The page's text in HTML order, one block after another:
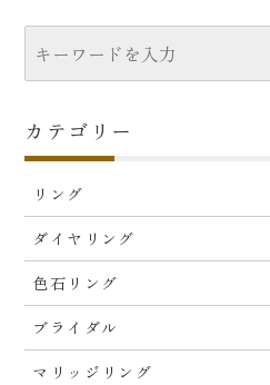
カテゴリー
リング
ダイヤリング
色石リング
ブライダル
マリッジリング